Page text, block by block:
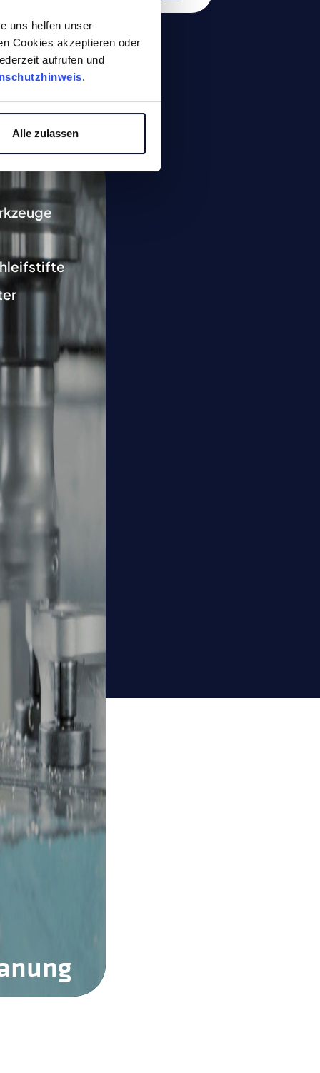
uns helfen unser
Cookies akzeptieren oder
aufrufen und
.
Alle zulassen